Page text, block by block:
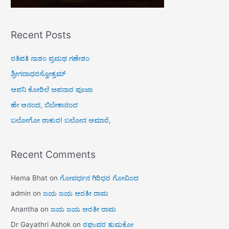
Recent Posts
ರತಿಪತಿ ನಾಶಂ ಪ್ರಮಥ ಗಣೇಶಂ
ಶ್ರೀಗದಾಧರಸ್ತೋತ್ರಮ್
ಆಪನಿ ಕೋರಿಲೆ ಅಪನಾರ ಪೂಜಾ
ಹೇ ಆನಂದ, ಬಿಬೇಕಾನಂದ
ಬಲೋಗೋ ಠಾಕುರ! ಬಲೋನ ಆಮಾರೆ,
Recent Comments
Hema Bhat onಗೋವರ್ಧನ ಗಿರಿಧರ ಗೋವಿಂದ
admin onಜಯ ಜಯ ಆರತೀ ರಾಮ
Anantha onಜಯ ಜಯ ಆರತೀ ರಾಮ
Dr Gayathri Ashok onರಘುವರ ತುಮಕೋ